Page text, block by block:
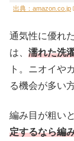
出典：amazon.co.jp
通気性に優れ
は、 濡れた洗
ト。ニオイや
る機会が多い
編み目が粗い
定するなら編